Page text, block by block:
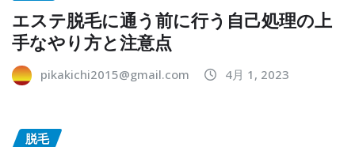
エステ脱毛に通う前に行う自己処理の上
手なやり方と注意点
pikakichi2015@gmail.com 4月 1, 2023
脱毛